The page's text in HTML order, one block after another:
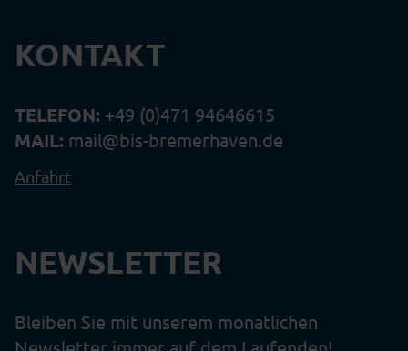
KONTAKT
TELEFON: +49 (0)471 94646615
MAIL: mail@bis-bremerhaven.de
Anfahrt
NEWSLETTER
Bleiben Sie mit unserem monatlichen